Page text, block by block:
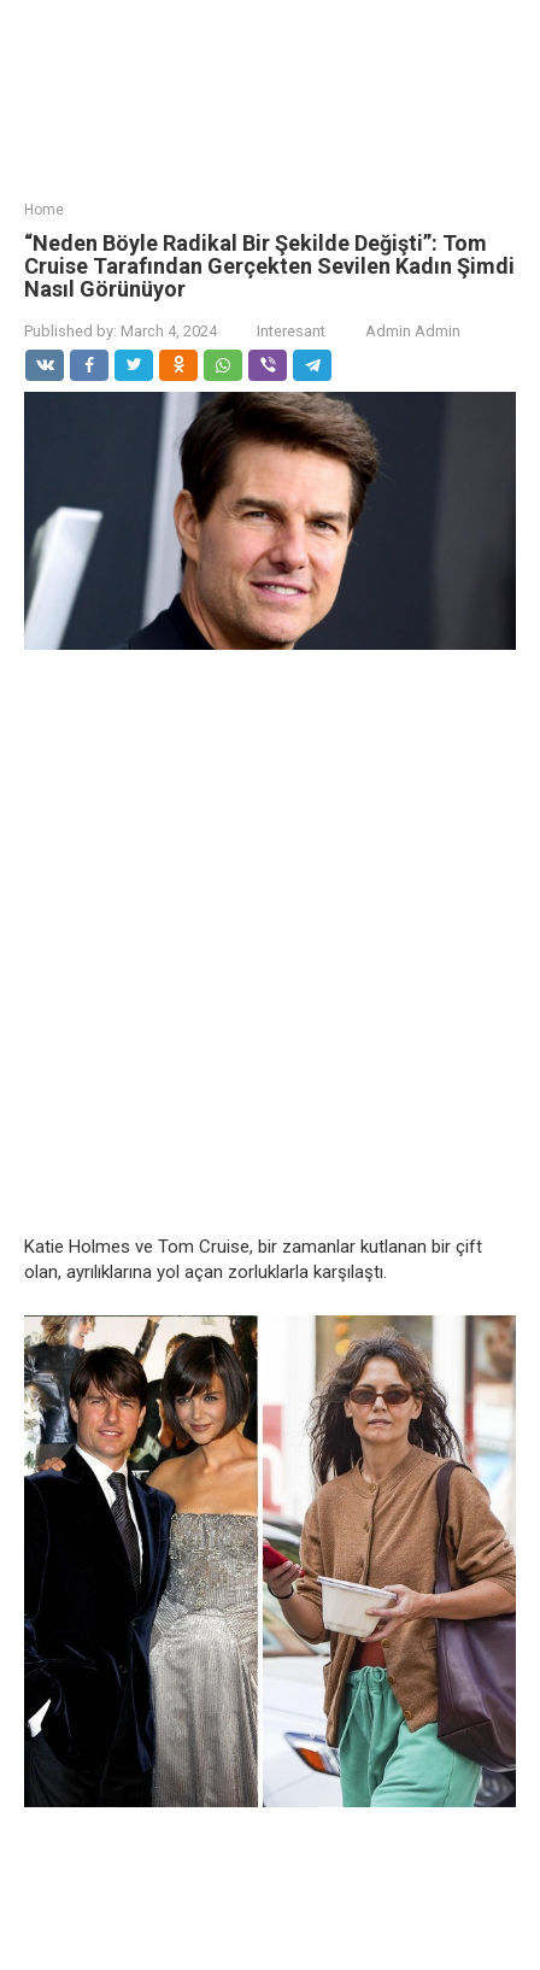
Home
“Neden Böyle Radikal Bir Şekilde Değişti”: Tom
Cruise Tarafından Gerçekten Sevilen Kadın Şimdi
Nasıl Görünüyor
Published by: March 4, 2024 Interesant Admin Admin
Katie Holmes ve Tom Cruise, bir zamanlar kutlanan bir çift
olan, ayrılıklarına yol açan zorluklarla karşılaştı.